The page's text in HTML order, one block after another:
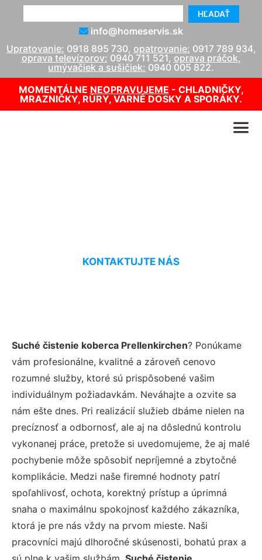
HĽADAŤ
info@homeservis.sk
Upratovanie: 0918 895 730, opatrovanie: 0917 789 934,
oprava televízorov: 0940 711 521, oprava práčok,
umývačiek a sušičiek: 0940 005 822.
MOMENTÁLNE NEOPRAVUJEME - CHLADNIČKY,
MRAZNIČKY, RÚRY, VARNÉ DOSKY A SPORÁKY.
KONTAKTUJTE NÁS
Suché čistenie koberca Prellenkirchen? Ponúkame
vám profesionálne, kvalitné a zároveň cenovo
rozumné služby, ktoré sú prispôsobené vašim
individuálnym požiadavkám. Neváhajte a ozvite sa
nám ešte dnes. Pri realizácií služieb dbáme nielen na
precíznosť a odbornosť, ale aj na dôslednú kontrolu
vykonanej práce, pretože si uvedomujeme, že aj malé
pochybenie môže spôsobiť nepríjemné a zbytočné
komplikácie. Medzi naše firemné hodnoty patrí
spoľahlivosť, ochota, korektný prístup a úprimná
snaha o maximálnu spokojnosť každého zákazníka,
ktorá je pre nás vždy na prvom mieste. Naši
pracovníci majú dlhoročné skúsenosti, bohatú prax a